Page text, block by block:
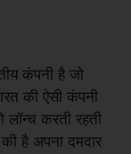
कंपनी है जो
की ऐसी कंपनी
करती रहती
है अपना दमदार